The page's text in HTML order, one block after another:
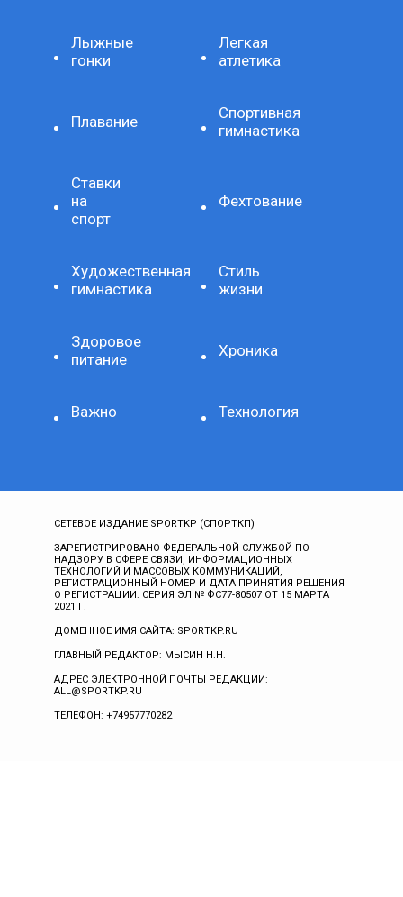
Лыжные
гонки
Легкая
атлетика
Плавание
Спортивная
гимнастика
Ставки
на
спорт
Фехтование
Художественная
гимнастика
Стиль
жизни
Здоровое
питание
Хроника
Важно Технология
СЕТЕВОЕ ИЗДАНИЕ SPORTKP (СПОРТКП)
ЗАРЕГИСТРИРОВАНО ФЕДЕРАЛЬНОЙ СЛУЖБОЙ ПО
НАДЗОРУ В СФЕРЕ СВЯЗИ, ИНФОРМАЦИОННЫХ
ТЕХНОЛОГИЙ И МАССОВЫХ КОММУНИКАЦИЙ,
РЕГИСТРАЦИОННЫЙ НОМЕР И ДАТА ПРИНЯТИЯ РЕШЕНИЯ
О РЕГИСТРАЦИИ: СЕРИЯ ЭЛ № ФС77-80507 ОТ 15 МАРТА
2021 Г.
ДОМЕННОЕ ИМЯ САЙТА: SPORTKP.RU
ГЛАВНЫЙ РЕДАКТОР: МЫСИН Н.Н.
АДРЕС ЭЛЕКТРОННОЙ ПОЧТЫ РЕДАКЦИИ:
ALL@SPORTKP.RU
ТЕЛЕФОН: +74957770282